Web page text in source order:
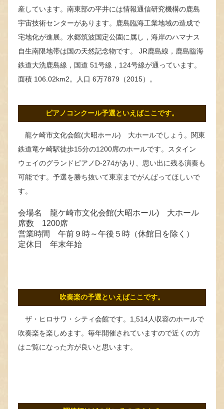
産しています。南東部の平井には情報通信研究機構の鹿島
宇宙技術センターがあります。鹿島臨海工業地域の造成で
宅地化が進展。水郷筑波国定公園に属し，海岸のハマナス
自生南限地帯は国の天然記念物です。 JR鹿島線，鹿島臨海
鉄道大洗鹿島線，国道 51号線，124号線が通っています。
面積 106.02km2。人口 6万7879（2015）。
ピアノコンクール予選といえばここです。
龍ケ崎市文化会館(大昭ホール) 大ホールでしょう。関東
鉄道竜ケ崎駅徒歩15分の1200席のホールです。スタイン
ウェイのグランドピアノD-274があり、思い出に残る演奏も
可能です。予選を勝ち抜いて東京までがんばってほしいで
す。
会場名 龍ケ崎市文化会館(大昭ホール) 大ホール
席数 1200席
営業時間 午前９時～午後５時（休館日を除く）
定休日 年末年始
吹奏楽の予選といえばここです。
ザ・ヒロサワ・シティ会館です。1,514人収容のホールで
吹奏楽を楽しめます。毎年開催されていますので近くの方
はご覧になった方が良いと思います。